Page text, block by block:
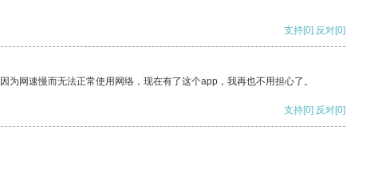
支持[0] 反对[0]
网速慢而无法正常使用网络，现在有了这个app，我再也不用担心了。
支持[0] 反对[0]